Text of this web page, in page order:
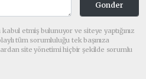
Gonder
etmiş bulunuyor ve siteye yaptığınız
tüm sorumluluğu tek başınıza
site yönetimi hiçbir şekilde sorumlu